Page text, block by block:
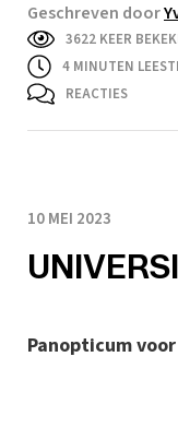
Geschreven door
3622 KEER
4 MINUTEN
REACTIES
10 MEI 2023
Panopticum